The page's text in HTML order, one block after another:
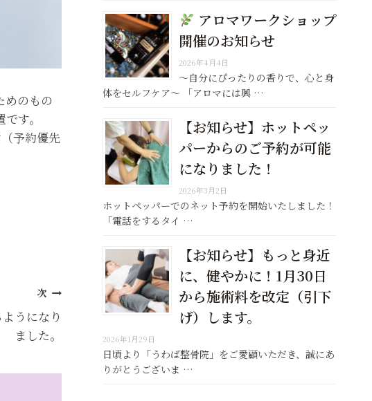
めのもの
す。
予約優先
次
うになり
ました。
アロマワークショップ
開催のお知らせ
2026年4月4日
〜自分にぴったりの香りで、心と身
体をセルフケア〜 「アロマには興 …
【お知らせ】ホットペッ
パーからのご予約が可能
になりました！
2026年3月2日
ホットペッパーでのネット予約を開始いたしました！
「電話をするタイ …
【お知らせ】もっと身近
に、健やかに！1月30日
から施術料を改定（引下
げ）します。
2026年1月29日
日頃より「うわば整骨院」をご愛顧いただき、誠にあ
りがとうございま …